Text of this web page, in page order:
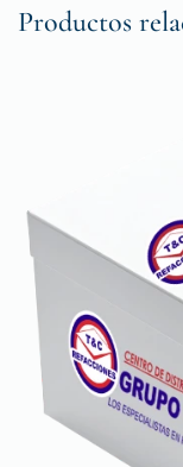
Productos